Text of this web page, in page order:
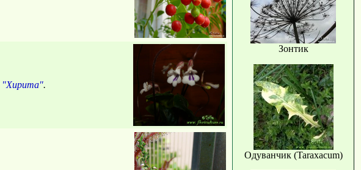
"Хирита".
Зонтик
Одуванчик (Taraxacum)